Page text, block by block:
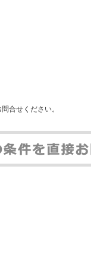
合せください。